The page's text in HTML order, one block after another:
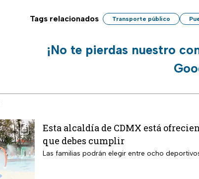
Tags relacionados Transporte público
¡No te pierdas nuestro
Esta alcaldía de CDMX está
que debes cumplir
Las familias podrán elegir entre ocho